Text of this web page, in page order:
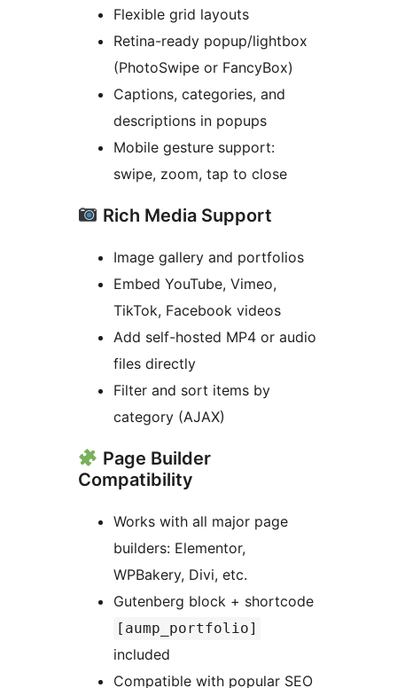
Flexible grid layouts
Retina-ready popup/lightbox
(PhotoSwipe or FancyBox)
Captions, categories, and
descriptions in popups
Mobile gesture support:
swipe, zoom, tap to close
Rich Media Support
Image gallery and portfolios
Embed YouTube, Vimeo,
TikTok, Facebook videos
Add self-hosted MP4 or audio
files directly
Filter and sort items by
category (AJAX)
Page Builder
Compatibility
Works with all major page
builders: Elementor,
WPBakery, Divi, etc.
Gutenberg block + shortcode
[aump_portfolio]
included
Compatible with popular SEO